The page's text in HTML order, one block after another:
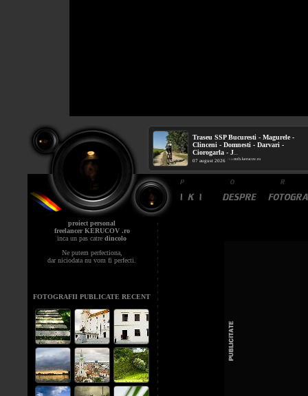
Traseu SSP Bucuresti - Magurele -
Clinceni - Domnesti - Darvari -
Ciorogarla - J...
07 august 2026 / via mtb.kerucov.ro
proiect personal
freelancer KERUCOV .ro
inca un pas catre dincolo
Ne putem perfectiona,
dar niciodata nu vom fi perfecti.
FOTOGRAFII PUBLICATE RECENT